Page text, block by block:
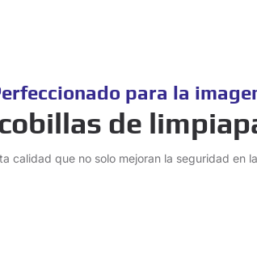
para la
de
calidad que no solo mejoran la seguridad